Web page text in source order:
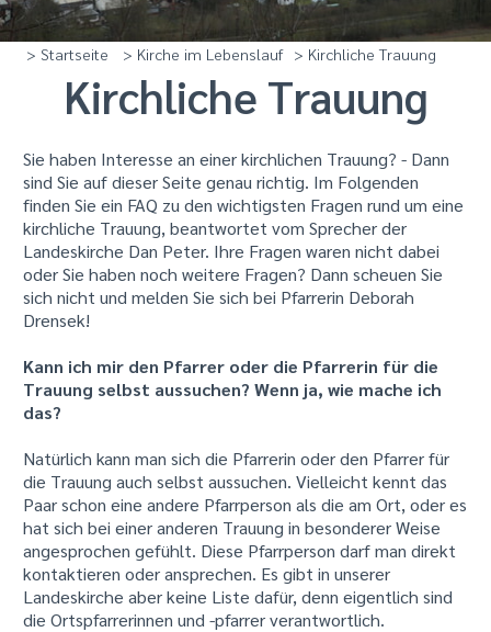
> Startseite > Kirche im Lebenslauf > Kirchliche Trauung
Kirchliche Trauung
Sie haben Interesse an einer kirchlichen Trauung? - Dann
sind Sie auf dieser Seite genau richtig. Im Folgenden
finden Sie ein FAQ zu den wichtigsten Fragen rund um eine
kirchliche Trauung, beantwortet vom Sprecher der
Landeskirche Dan Peter. Ihre Fragen waren nicht dabei
oder Sie haben noch weitere Fragen? Dann scheuen Sie
sich nicht und melden Sie sich bei Pfarrerin Deborah
Drensek!
Kann ich mir den Pfarrer oder die Pfarrerin für die
Trauung selbst aussuchen? Wenn ja, wie mache ich
das?
Natürlich kann man sich die Pfarrerin oder den Pfarrer für
die Trauung auch selbst aussuchen. Vielleicht kennt das
Paar schon eine andere Pfarrperson als die am Ort, oder es
hat sich bei einer anderen Trauung in besonderer Weise
angesprochen gefühlt. Diese Pfarrperson darf man direkt
kontaktieren oder ansprechen. Es gibt in unserer
Landeskirche aber keine Liste dafür, denn eigentlich sind
die Ortspfarrerinnen und -pfarrer verantwortlich.